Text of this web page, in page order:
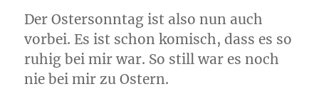
Der Ostersonntag ist also nun auch
vorbei. Es ist schon komisch, dass es so
ruhig bei mir war. So still war es noch
nie bei mir zu Ostern.